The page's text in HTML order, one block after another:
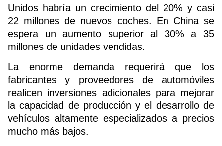
Unidos habría un crecimiento del 20% y casi
22 millones de nuevos coches. En China se
espera un aumento superior al 30% a 35
millones de unidades vendidas.
La enorme demanda requerirá que los
fabricantes y proveedores de automóviles
realicen inversiones adicionales para mejorar
la capacidad de producción y el desarrollo de
vehículos altamente especializados a precios
mucho más bajos.